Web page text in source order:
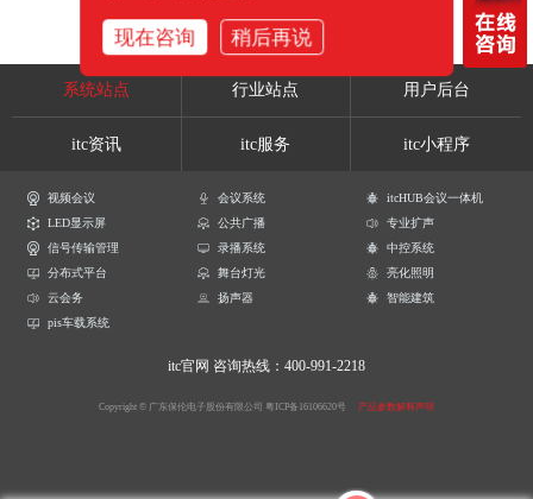
系统站点 行业站点 用户后台
itc资讯 itc服务 itc小程序
视频会议 会议系统
itcHUB会议一体机
LED显示屏
公共广播
专业扩声
信号传输管理
录播系统
中控系统
分布式平台
舞台灯光
亮化照明
云会务
扬声器
智能建筑
pis车载系统
itc官网 咨询热线：400-991-2218
Copyright © 广东保伦电子股份有限公司 粤ICP备16106620号 产品参数解释声明
现在咨询 稍后再说